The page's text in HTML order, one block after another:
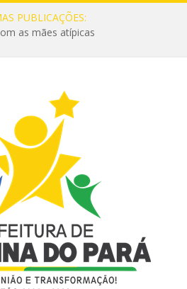
PUBLICAÇÕES:
as mães atípicas